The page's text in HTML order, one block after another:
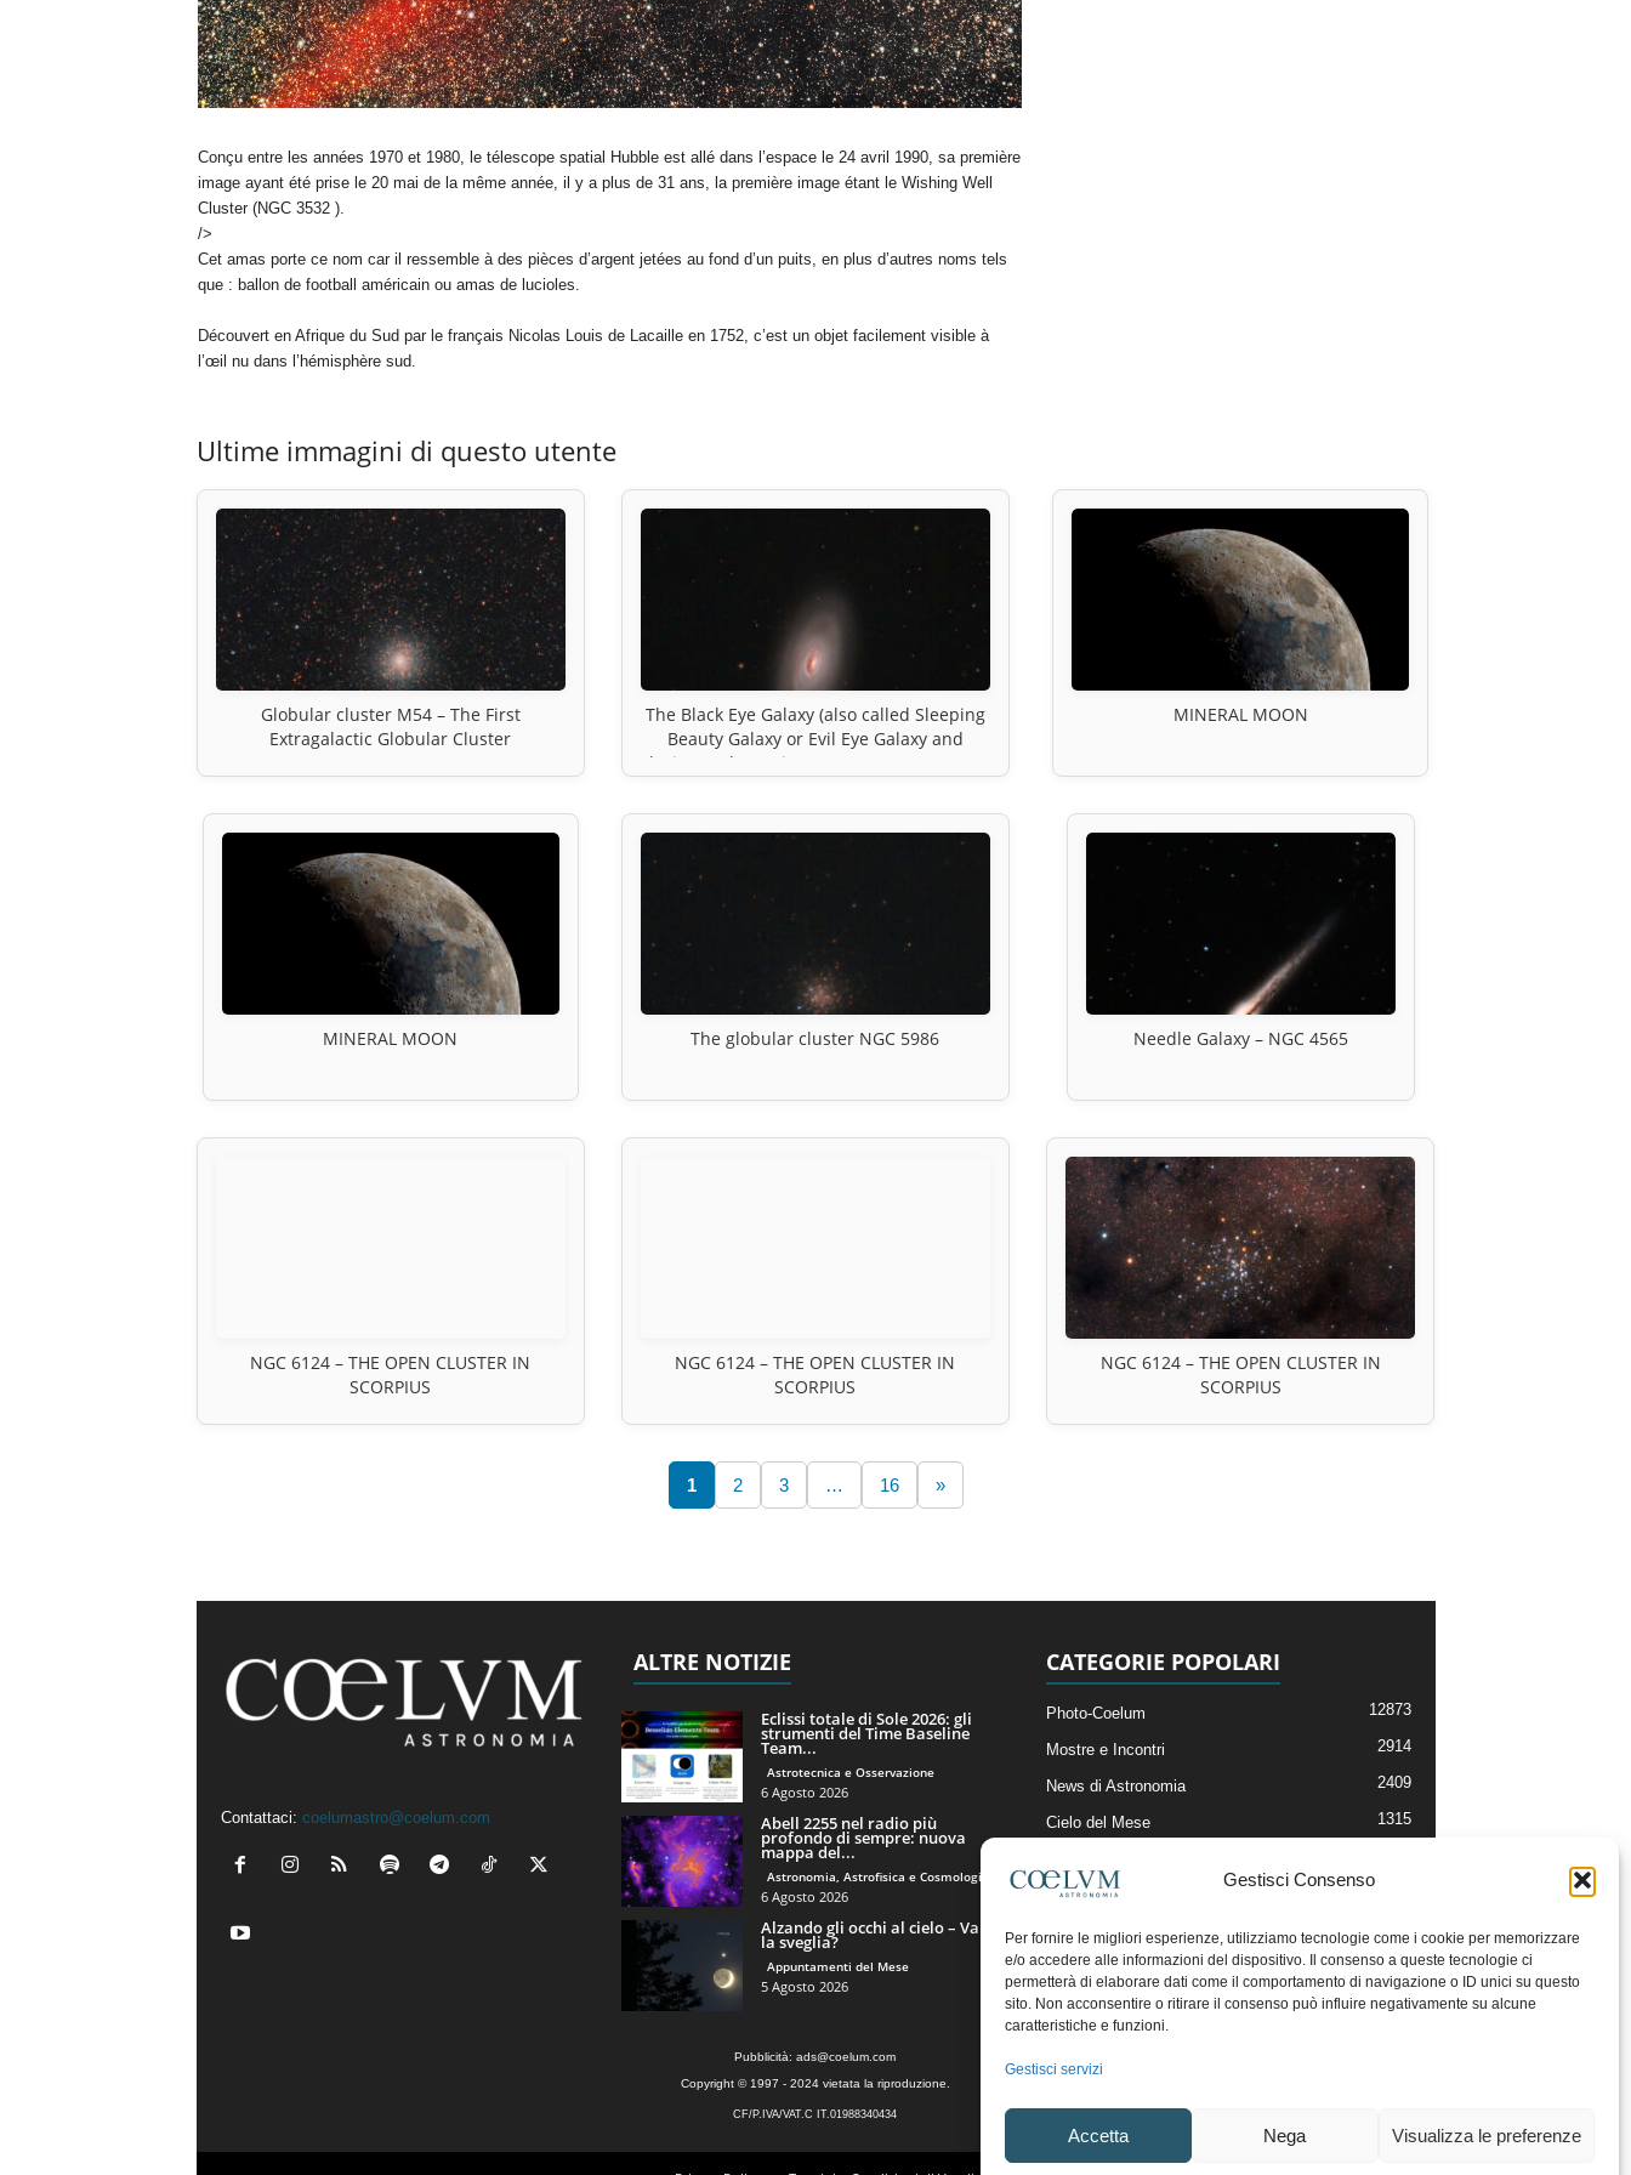
Gestisci Consenso
Per fornire le migliori esperienze, utilizziamo tecnologie come i cookie per memorizzare
e/o accedere alle informazioni del dispositivo. Il consenso a queste tecnologie ci
permetterà di elaborare dati come il comportamento di navigazione o ID unici su questo
sito. Non acconsentire o ritirare il consenso può influire negativamente su alcune
caratteristiche e funzioni.
Gestisci servizi
Accetta Nega Visualizza le preferenze
Conçu entre les années 1970 et 1980, le télescope spatial Hubble est allé dans l’espace le 24 avril 1990, sa première
image ayant été prise le 20 mai de la même année, il y a plus de 31 ans, la première image étant le Wishing Well
Cluster (NGC 3532 ).
/>
Cet amas porte ce nom car il ressemble à des pièces d’argent jetées au fond d’un puits, en plus d’autres noms tels
que : ballon de football américain ou amas de lucioles.
Découvert en Afrique du Sud par le français Nicolas Louis de Lacaille en 1752, c’est un objet facilement visible à
l’œil nu dans l’hémisphère sud.
Ultime immagini di questo utente
Globular cluster M54 – The First
Extragalactic Globular Cluster
The Black Eye Galaxy (also called Sleeping
Beauty Galaxy or Evil Eye Galaxy and
designated Messier 64, M64, or NGC 4826)
MINERAL MOON
MINERAL MOON The globular cluster NGC 5986 Needle Galaxy – NGC 4565
NGC 6124 – THE OPEN CLUSTER IN
SCORPIUS
NGC 6124 – THE OPEN CLUSTER IN
SCORPIUS
NGC 6124 – THE OPEN CLUSTER IN
SCORPIUS
1 2 3 … 16 »
Contattaci: coelumastro@coelum.com
ALTRE NOTIZIE
Eclissi totale di Sole 2026: gli
strumenti del Time Baseline
Team...
Astrotecnica e Osservazione
6 Agosto 2026
Abell 2255 nel radio più
profondo di sempre: nuova
mappa del...
Astronomia, Astrofisica e Cosmologia
6 Agosto 2026
Alzando gli occhi al cielo – Vale
la sveglia?
Appuntamenti del Mese
5 Agosto 2026
CATEGORIE POPOLARI
Photo-Coelum 12873
Mostre e Incontri 2914
News di Astronomia 2409
Cielo del Mese 1315
Articoli e Risorse On-Line
Il Blog della Redazione
Pubblicità: ads@coelum.com
Copyright © 1997 - 2024 vietata la riproduzione.
CF/P.IVA/VAT.C IT.01988340434